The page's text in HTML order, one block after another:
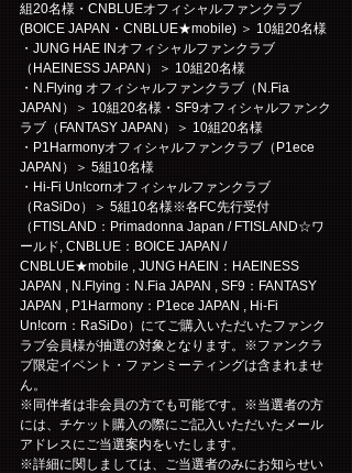
組20名様・CNBLUEオフィシャルファンクラブ
(BOICE JAPAN・CNBLUE★mobile) ＞ 10組20名様
・JUNG HAE INオフィシャルファンクラブ
（HAEINESS JAPAN）＞ 10組20名様
・N.Flying オフィシャルファンクラブ（N.Fia
JAPAN）＞ 10組20名様・SF9オフィシャルファンク
ラブ（FANTASY JAPAN）＞ 10組20名様
・P1Harmonyオフィシャルファンクラブ（P1ece
JAPAN）＞ 5組10名様
・Hi-Fi Un!cornオフィシャルファンクラブ
（RaSiDo）＞ 5組10名様※各FC先行受付
（FTISLAND：Primadonna Japan / FTISLAND☆ワ
ールド, CNBLUE：BOICE JAPAN /
CNBLUE★mobile , JUNG HAEIN：HAEINESS
JAPAN , N.Flying：N.Fia JAPAN , SF9：FANTASY
JAPAN , P1Harmony：P1ece JAPAN , Hi-Fi
Un!corn：RaSiDo）にてご購入いただいたファンク
ラブ会員様が抽選の対象となります。※ファンクラ
ブ限定イベント・ファンミーティングは含まれませ
ん。
※同伴者は非会員の方でも可能です。※当選者の方
には、チケット購入の際にご記入いただいたメール
アドレスにご当選案内をいたします。
※詳細に関しましては、ご当選者のみにお知らせい